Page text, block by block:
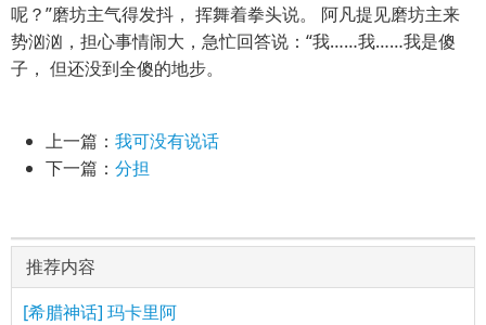
呢？”磨坊主气得发抖， 挥舞着拳头说。 阿凡提见磨坊主来
势汹汹，担心事情闹大，急忙回答说：“我……我……我是傻
子， 但还没到全傻的地步。
上一篇： 我可没有说话
下一篇： 分担
推荐内容
[希腊神话] 玛卡里阿